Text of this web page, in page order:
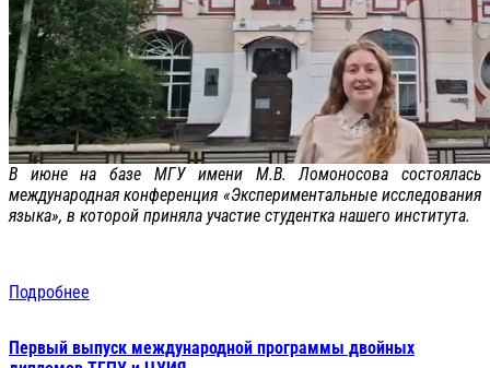
В июне на базе МГУ имени М.В. Ломоносова состоялась
международная конференция «Экспериментальные исследования
языка», в которой приняла участие студентка нашего института.
Подробнее
Первый выпуск международной программы двойных